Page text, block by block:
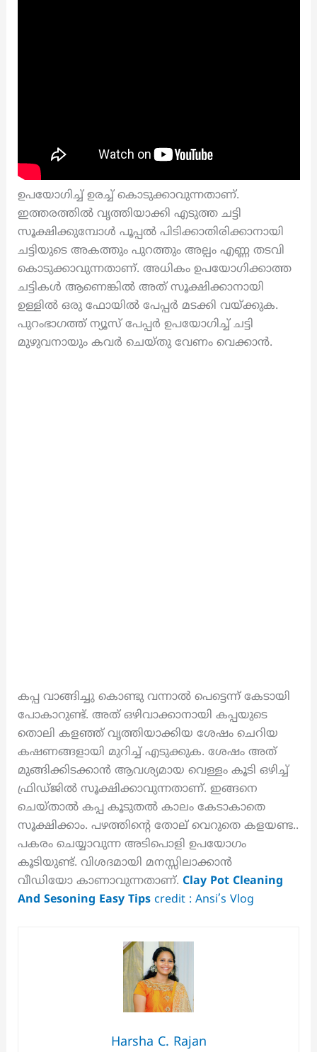
ഉപയോഗിച്ച് ഉരച്ച് കൊടുക്കാവുന്നതാണ്.
ഇത്തരത്തിൽ വൃത്തിയാക്കി എടുത്ത ചട്ടി
സൂക്ഷിക്കുമ്പോൾ പൂപ്പൽ പിടിക്കാതിരിക്കാനായി
ചട്ടിയുടെ അകത്തും പുറത്തും അല്പം എണ്ണ തടവി
കൊടുക്കാവുന്നതാണ്. അധികം ഉപയോഗിക്കാത്ത
ചട്ടികൾ ആണെങ്കിൽ അത് സൂക്ഷിക്കാനായി
ഉള്ളിൽ ഒരു ഫോയിൽ പേപ്പർ മടക്കി വയ്ക്കുക.
പുറംഭാഗത്ത് ന്യൂസ് പേപ്പർ ഉപയോഗിച്ച് ചട്ടി
മുഴുവനായും കവർ ചെയ്തു വേണം വെക്കാൻ.
കപ്പ വാങ്ങിച്ചു കൊണ്ടു വന്നാൽ പെട്ടെന്ന് കേടായി
പോകാറുണ്ട്. അത് ഒഴിവാക്കാനായി കപ്പയുടെ
തൊലി കളഞ്ഞ് വൃത്തിയാക്കിയ ശേഷം ചെറിയ
കഷണങ്ങളായി മുറിച്ച് എടുക്കുക. ശേഷം അത്
മുങ്ങിക്കിടക്കാൻ ആവശ്യമായ വെള്ളം കൂടി ഒഴിച്ച്
ഫ്രിഡ്ജിൽ സൂക്ഷിക്കാവുന്നതാണ്. ഇങ്ങനെ
ചെയ്താൽ കപ്പ കൂടുതൽ കാലം കേടാകാതെ
സൂക്ഷിക്കാം. പഴത്തിന്റെ തോല് വെറുതെ കളയണ്ട..
പകരം ചെയ്യാവുന്ന അടിപൊളി ഉപയോഗം
കൂടിയുണ്ട്. വിശദമായി മനസ്സിലാക്കാൻ
വീഡിയോ കാണാവുന്നതാണ്. Clay Pot Cleaning
And Sesoning Easy Tipscredit : Ansi’s Vlog
Harsha C. Rajan